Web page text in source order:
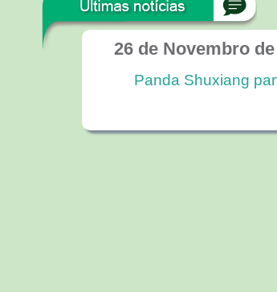
26 de Novembro
Panda Shuxiang